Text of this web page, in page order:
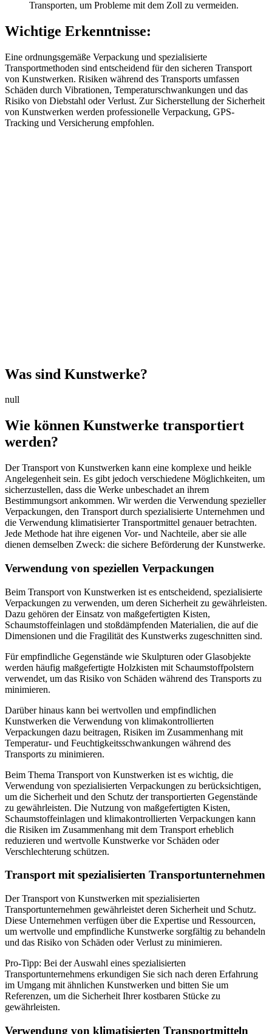
Transporten, um Probleme mit dem Zoll zu vermeiden.
Wichtige Erkenntnisse:
Eine ordnungsgemäße Verpackung und spezialisierte
Transportmethoden sind entscheidend für den sicheren Transport
von Kunstwerken. Risiken während des Transports umfassen
Schäden durch Vibrationen, Temperaturschwankungen und das
Risiko von Diebstahl oder Verlust. Zur Sicherstellung der Sicherheit
von Kunstwerken werden professionelle Verpackung, GPS-
Tracking und Versicherung empfohlen.
Was sind Kunstwerke?
null
Wie können Kunstwerke transportiert
werden?
Der Transport von Kunstwerken kann eine komplexe und heikle
Angelegenheit sein. Es gibt jedoch verschiedene Möglichkeiten, um
sicherzustellen, dass die Werke unbeschadet an ihrem
Bestimmungsort ankommen. Wir werden die Verwendung spezieller
Verpackungen, den Transport durch spezialisierte Unternehmen und
die Verwendung klimatisierter Transportmittel genauer betrachten.
Jede Methode hat ihre eigenen Vor- und Nachteile, aber sie alle
dienen demselben Zweck: die sichere Beförderung der Kunstwerke.
Verwendung von speziellen Verpackungen
Beim Transport von Kunstwerken ist es entscheidend, spezialisierte
Verpackungen zu verwenden, um deren Sicherheit zu gewährleisten.
Dazu gehören der Einsatz von maßgefertigten Kisten,
Schaumstoffeinlagen und stoßdämpfenden Materialien, die auf die
Dimensionen und die Fragilität des Kunstwerks zugeschnitten sind.
Für empfindliche Gegenstände wie Skulpturen oder Glasobjekte
werden häufig maßgefertigte Holzkisten mit Schaumstoffpolstern
verwendet, um das Risiko von Schäden während des Transports zu
minimieren.
Darüber hinaus kann bei wertvollen und empfindlichen
Kunstwerken die Verwendung von klimakontrollierten
Verpackungen dazu beitragen, Risiken im Zusammenhang mit
Temperatur- und Feuchtigkeitsschwankungen während des
Transports zu minimieren.
Beim Thema Transport von Kunstwerken ist es wichtig, die
Verwendung von spezialisierten Verpackungen zu berücksichtigen,
um die Sicherheit und den Schutz der transportierten Gegenstände
zu gewährleisten. Die Nutzung von maßgefertigten Kisten,
Schaumstoffeinlagen und klimakontrollierten Verpackungen kann
die Risiken im Zusammenhang mit dem Transport erheblich
reduzieren und wertvolle Kunstwerke vor Schäden oder
Verschlechterung schützen.
Transport mit spezialisierten Transportunternehmen
Der Transport von Kunstwerken mit spezialisierten
Transportunternehmen gewährleistet deren Sicherheit und Schutz.
Diese Unternehmen verfügen über die Expertise und Ressourcen,
um wertvolle und empfindliche Kunstwerke sorgfältig zu behandeln
und das Risiko von Schäden oder Verlust zu minimieren.
Pro-Tipp: Bei der Auswahl eines spezialisierten
Transportunternehmens erkundigen Sie sich nach deren Erfahrung
im Umgang mit ähnlichen Kunstwerken und bitten Sie um
Referenzen, um die Sicherheit Ihrer kostbaren Stücke zu
gewährleisten.
Verwendung von klimatisierten Transportmitteln